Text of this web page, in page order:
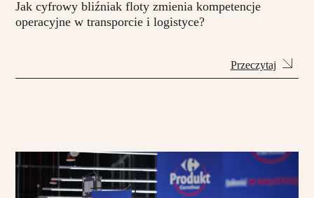
Jak cyfrowy bliźniak floty zmienia kompetencje
operacyjne w transporcie i logistyce?
Przeczytaj